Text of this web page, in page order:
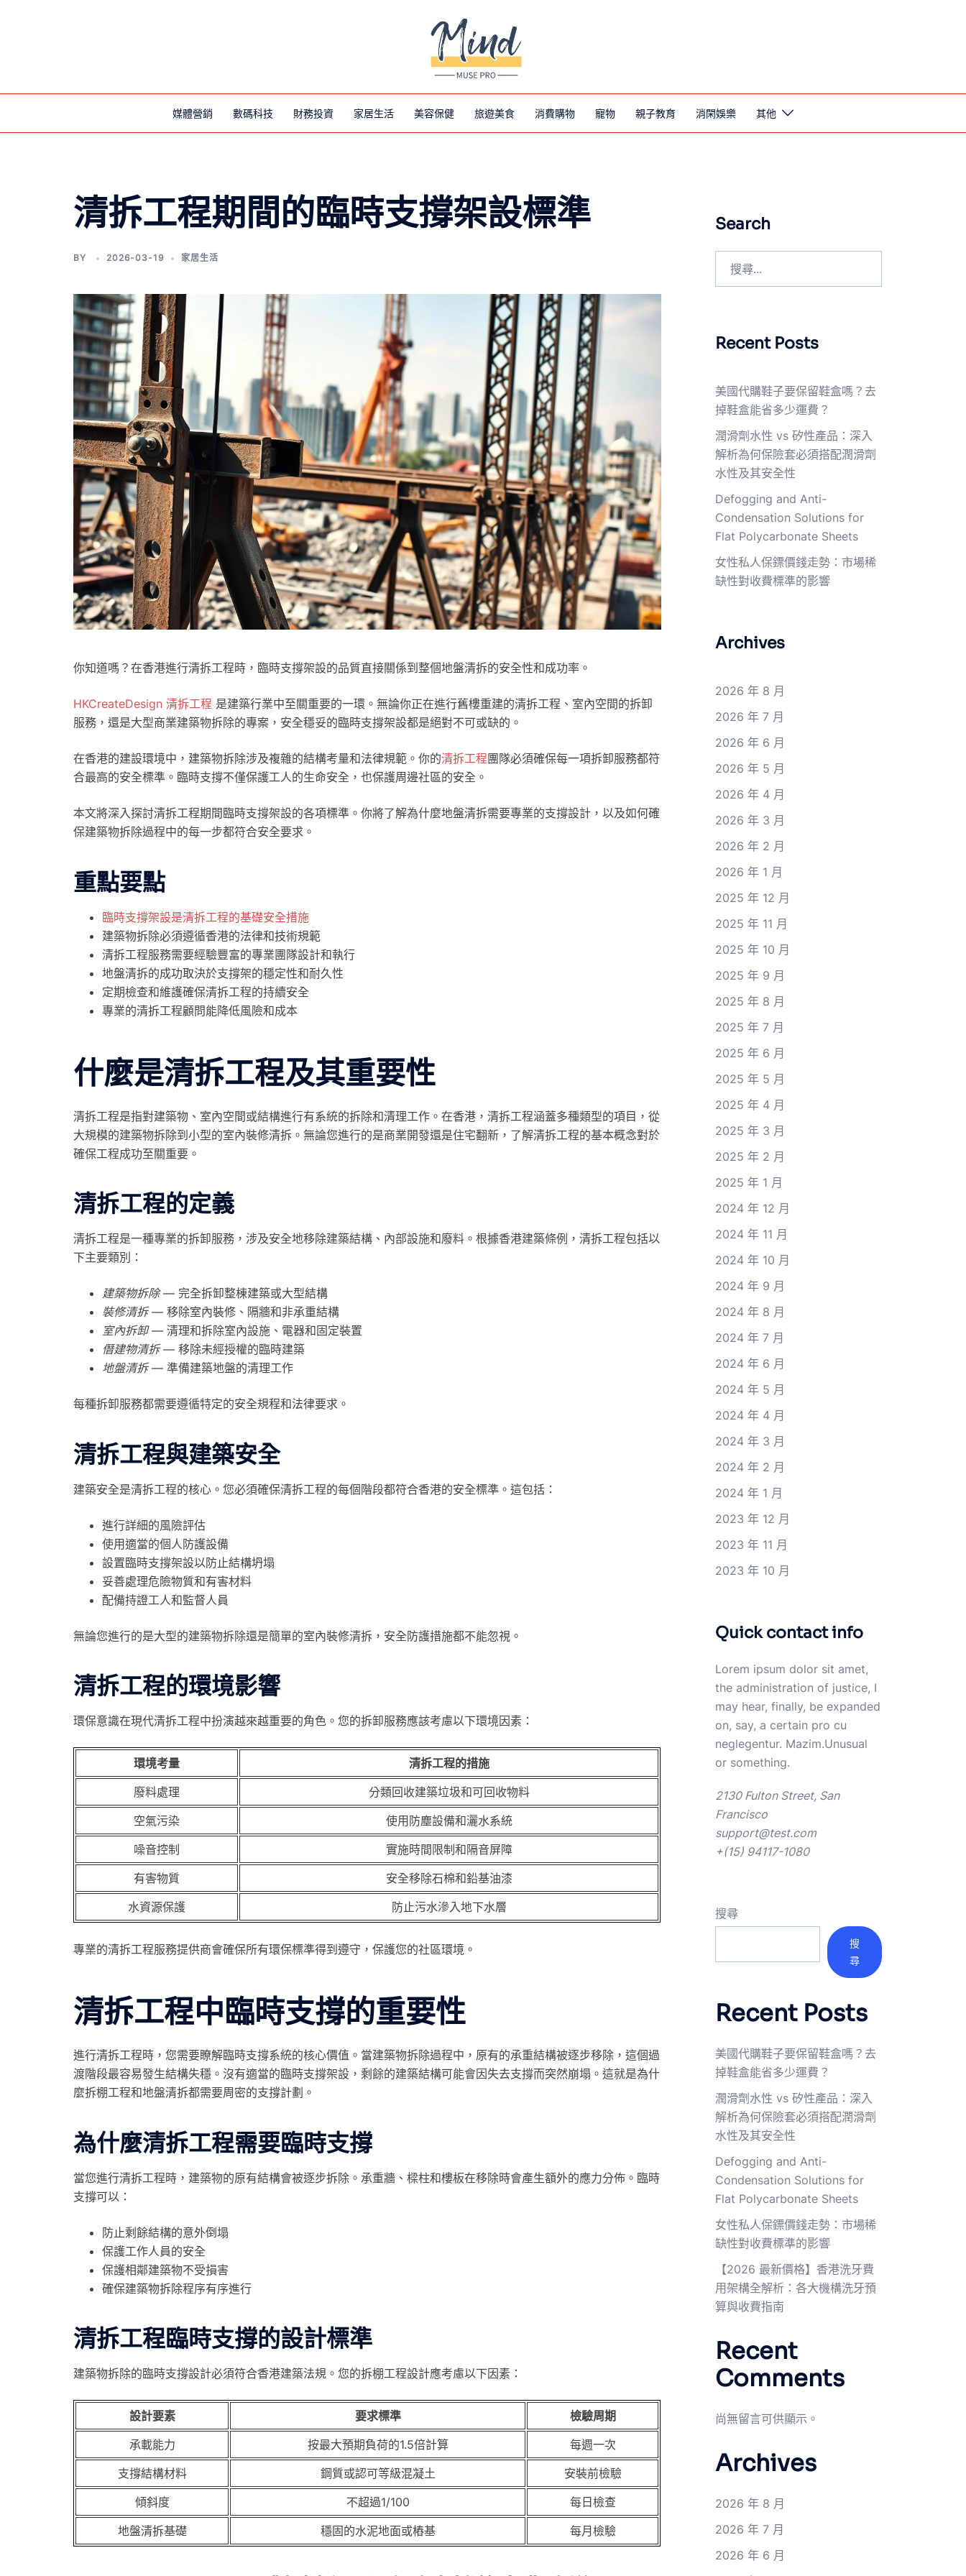
媒體營銷 數碼科技 財務投資 家居生活 美容保健 旅遊美食 消費購物 寵物 親子教育 消閑娛樂 其他
清拆工程期間的臨時支撐架設標準
BY 2026-03-19 家居生活
你知道嗎？在香港進行清拆工程時，臨時支撐架設的品質直接關係到整個地盤清拆的安全性和成功率。
HKCreateDesign 清拆工程 是建築行業中至關重要的一環。無論你正在進行舊樓重建的清拆工程、室內空間的拆卸
服務，還是大型商業建築物拆除的專案，安全穩妥的臨時支撐架設都是絕對不可或缺的。
在香港的建設環境中，建築物拆除涉及複雜的結構考量和法律規範。你的清拆工程團隊必須確保每一項拆卸服務都符
合最高的安全標準。臨時支撐不僅保護工人的生命安全，也保護周邊社區的安全。
本文將深入探討清拆工程期間臨時支撐架設的各項標準。你將了解為什麼地盤清拆需要專業的支撐設計，以及如何確
保建築物拆除過程中的每一步都符合安全要求。
重點要點
臨時支撐架設是清拆工程的基礎安全措施
建築物拆除必須遵循香港的法律和技術規範
清拆工程服務需要經驗豐富的專業團隊設計和執行
地盤清拆的成功取決於支撐架的穩定性和耐久性
定期檢查和維護確保清拆工程的持續安全
專業的清拆工程顧問能降低風險和成本
什麼是清拆工程及其重要性
清拆工程是指對建築物、室內空間或結構進行有系統的拆除和清理工作。在香港，清拆工程涵蓋多種類型的項目，從
大規模的建築物拆除到小型的室內裝修清拆。無論您進行的是商業開發還是住宅翻新，了解清拆工程的基本概念對於
確保工程成功至關重要。
清拆工程的定義
清拆工程是一種專業的拆卸服務，涉及安全地移除建築結構、內部設施和廢料。根據香港建築條例，清拆工程包括以
下主要類別：
建築物拆除— 完全拆卸整棟建築或大型結構
裝修清拆— 移除室內裝修、隔牆和非承重結構
室內拆卸— 清理和拆除室內設施、電器和固定裝置
僭建物清拆— 移除未經授權的臨時建築
地盤清拆— 準備建築地盤的清理工作
每種拆卸服務都需要遵循特定的安全規程和法律要求。
清拆工程與建築安全
建築安全是清拆工程的核心。您必須確保清拆工程的每個階段都符合香港的安全標準。這包括：
進行詳細的風險評估
使用適當的個人防護設備
設置臨時支撐架設以防止結構坍塌
妥善處理危險物質和有害材料
配備持證工人和監督人員
無論您進行的是大型的建築物拆除還是簡單的室內裝修清拆，安全防護措施都不能忽視。
清拆工程的環境影響
環保意識在現代清拆工程中扮演越來越重要的角色。您的拆卸服務應該考慮以下環境因素：
環境考量
清拆工程的措施
廢料處理
分類回收建築垃圾和可回收物料
空氣污染
使用防塵設備和灑水系統
噪音控制
實施時間限制和隔音屏障
有害物質
安全移除石棉和鉛基油漆
水資源保護
防止污水滲入地下水層
專業的清拆工程服務提供商會確保所有環保標準得到遵守，保護您的社區環境。
清拆工程中臨時支撐的重要性
進行清拆工程時，您需要瞭解臨時支撐系統的核心價值。當建築物拆除過程中，原有的承重結構被逐步移除，這個過
渡階段最容易發生結構失穩。沒有適當的臨時支撐架設，剩餘的建築結構可能會因失去支撐而突然崩塌。這就是為什
麼拆棚工程和地盤清拆都需要周密的支撐計劃。
為什麼清拆工程需要臨時支撐
當您進行清拆工程時，建築物的原有結構會被逐步拆除。承重牆、樑柱和樓板在移除時會產生額外的應力分佈。臨時
支撐可以：
防止剩餘結構的意外倒塌
保護工作人員的安全
保護相鄰建築物不受損害
確保建築物拆除程序有序進行
清拆工程臨時支撐的設計標準
建築物拆除的臨時支撐設計必須符合香港建築法規。您的拆棚工程設計應考慮以下因素：
設計要素 要求標準
檢驗周期
承載能力
按最大預期負荷的1.5倍計算
每週一次
支撐結構材料
鋼質或認可等級混凝土
安裝前檢驗
傾斜度
不超過1/100
每日檢查
地盤清拆基礎
穩固的水泥地面或樁基 每月檢驗
Search
Recent Posts
美國代購鞋子要保留鞋盒嗎？去
掉鞋盒能省多少運費？
潤滑劑水性 vs 矽性產品：深入
解析為何保險套必須搭配潤滑劑
水性及其安全性
Defogging and Anti-
Condensation Solutions for
Flat Polycarbonate Sheets
女性私人保鏢價錢走勢：市場稀
缺性對收費標準的影響
Archives
2026 年 8 月
2026 年 7 月
2026 年 6 月
2026 年 5 月
2026 年 4 月
2026 年 3 月
2026 年 2 月
2026 年 1 月
2025 年 12 月
2025 年 11 月
2025 年 10 月
2025 年 9 月
2025 年 8 月
2025 年 7 月
2025 年 6 月
2025 年 5 月
2025 年 4 月
2025 年 3 月
2025 年 2 月
2025 年 1 月
2024 年 12 月
2024 年 11 月
2024 年 10 月
2024 年 9 月
2024 年 8 月
2024 年 7 月
2024 年 6 月
2024 年 5 月
2024 年 4 月
2024 年 3 月
2024 年 2 月
2024 年 1 月
2023 年 12 月
2023 年 11 月
2023 年 10 月
Quick contact info
Lorem ipsum dolor sit amet,
the administration of justice, I
may hear, finally, be expanded
on, say, a certain pro cu
neglegentur. Mazim.Unusual
or something.
2130 Fulton Street, San
Francisco
support@test.com
+(15) 94117-1080
搜尋
搜
尋
Recent Posts
美國代購鞋子要保留鞋盒嗎？去
掉鞋盒能省多少運費？
潤滑劑水性 vs 矽性產品：深入
解析為何保險套必須搭配潤滑劑
水性及其安全性
Defogging and Anti-
Condensation Solutions for
Flat Polycarbonate Sheets
女性私人保鏢價錢走勢：市場稀
缺性對收費標準的影響
【2026 最新價格】香港洗牙費
用架構全解析：各大機構洗牙預
算與收費指南
Recent
Comments
尚無留言可供顯示。
Archives
2026 年 8 月
2026 年 7 月
2026 年 6 月